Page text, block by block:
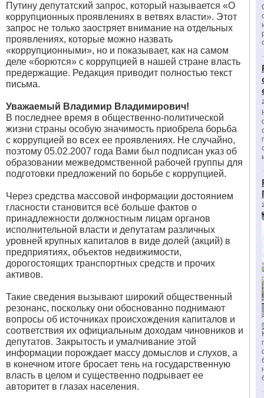
Путину депутатский запрос, который называется «О
коррупционных проявлениях в ветвях власти». Этот
запрос не только заостряет внимание на отдельных
проявлениях, которые можно назвать
«коррупционными», но и показывает, как на самом
деле «борются» с коррупцией в нашей стране власть
предержащие. Редакция приводит полностью текст
письма.
Уважаемый Владимир Владимирович!
В последнее время в общественно-политической
жизни страны особую значимость приобрела борьба
с коррупцией во всех ее проявлениях. Не случайно,
поэтому 05.02.2007 года Вами был подписан указ об
образовании межведомственной рабочей группы для
подготовки предложений по борьбе с коррупцией.
Через средства массовой информации достоянием
гласности становится всё больше фактов о
принадлежности должностным лицам органов
исполнительной власти и депутатам различных
уровней крупных капиталов в виде долей (акций) в
предприятиях, объектов недвижимости,
дорогостоящих транспортных средств и прочих
активов.
Такие сведения вызывают широкий общественный
резонанс, поскольку они обоснованно поднимают
вопросы об источниках происхождения капиталов и
соответствия их официальным доходам чиновников и
депутатов. Закрытость и умалчивание этой
информации порождает массу домыслов и слухов, а
в конечном итоге бросает тень на государственную
власть в целом и существенно подрывает ее
авторитет в глазах населения.